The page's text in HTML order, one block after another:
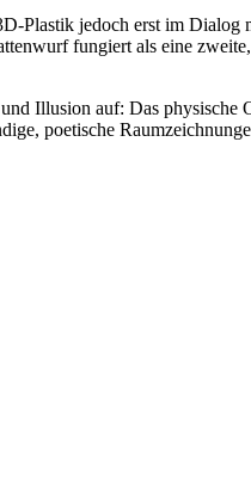
Plastik jedoch erst im
fungiert als eine
Illusion auf: Das
poetische